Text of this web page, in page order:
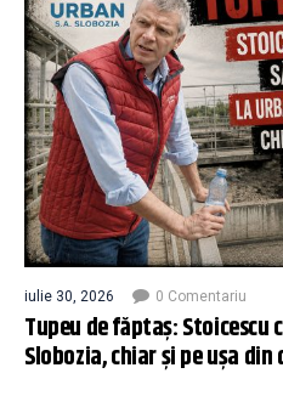
iulie 30, 2026 0 Comentariu
Tupeu de făptaș: Stoicescu
Slobozia, chiar și pe ușa din